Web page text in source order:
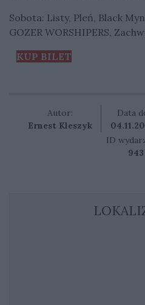
Sobota: Listy, Pleń, Black
GOZER WORSHIPERS,
KUP BILET
Autor:
Ernest Kleszyk
Data
ID
943